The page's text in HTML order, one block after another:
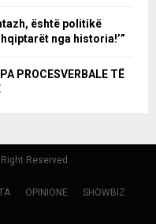
është politikë
nga historia!’”
PROCESVERBALE TË
Reserved.
OPINIONE
SHOWBIZ